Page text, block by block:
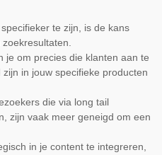
te zijn, is de kans
je om precies die klanten aan te
in jouw specifieke producten
die via long tail
zijn vaak meer geneigd om een
in je content te integreren,